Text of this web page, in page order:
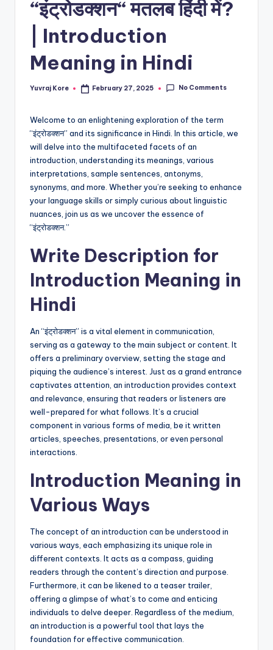
“इंट्रोडक्शन“ मतलब हिंदी में?
| Introduction
Meaning in Hindi
Posted
Yuvraj Kore February 27, 2025 No Comments
Welcome to an enlightening exploration of the term
“इंट्रोडक्शन” and its significance in Hindi. In this article, we
will delve into the multifaceted facets of an
introduction, understanding its meanings, various
interpretations, sample sentences, antonyms,
synonyms, and more. Whether you’re seeking to enhance
your language skills or simply curious about linguistic
nuances, join us as we uncover the essence of
“इंट्रोडक्शन.”
Write Description for
Introduction Meaning in
Hindi
An “इंट्रोडक्शन” is a vital element in communication,
serving as a gateway to the main subject or content. It
offers a preliminary overview, setting the stage and
piquing the audience’s interest. Just as a grand entrance
captivates attention, an introduction provides context
and relevance, ensuring that readers or listeners are
well-prepared for what follows. It’s a crucial
component in various forms of media, be it written
articles, speeches, presentations, or even personal
interactions.
Introduction Meaning in
Various Ways
The concept of an introduction can be understood in
various ways, each emphasizing its unique role in
different contexts. It acts as a compass, guiding
readers through the content’s direction and purpose.
Furthermore, it can be likened to a teaser trailer,
offering a glimpse of what’s to come and enticing
individuals to delve deeper. Regardless of the medium,
an introduction is a powerful tool that lays the
foundation for effective communication.